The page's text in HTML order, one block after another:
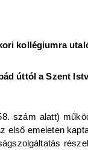
kollégiumra
úttól a Szent
szám alatt)
első emeleten